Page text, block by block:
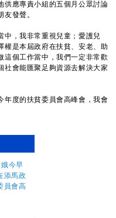
供應專責小組的五個月公眾討論
發聲。
，我非常重視兒童；愛護兒
權是本屆政府在扶貧、安老、助
這個工作當中，我們一定非常歡
社會能匯聚足夠資源去解決大家
度的扶貧委員會高峰會，我會